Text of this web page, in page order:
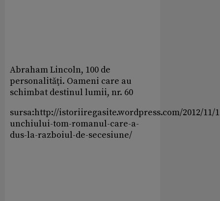
Abraham Lincoln, 100 de
personalităţi. Oameni care au
schimbat destinul lumii, nr. 60
sursa:http://istoriiregasite.wordpress.com/2012/11/
unchiului-tom-romanul-care-a-
dus-la-razboiul-de-secesiune/